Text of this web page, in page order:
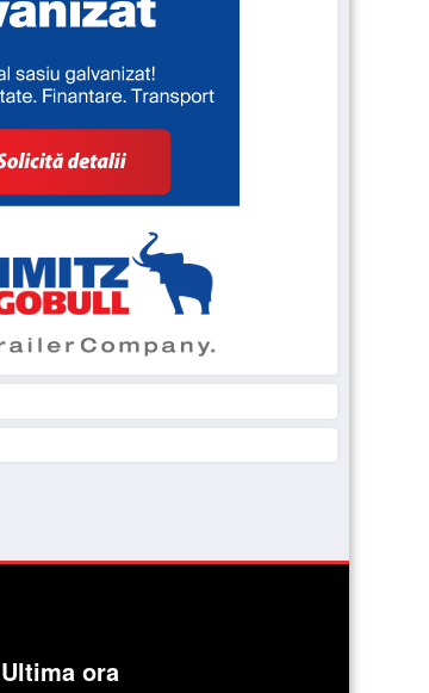
Ultima ora